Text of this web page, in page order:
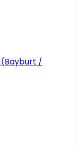
(Bayburt /